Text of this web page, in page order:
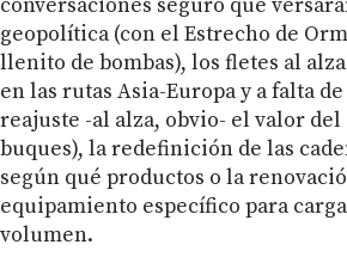
conversaciones seguro que
geopolítica (con el Estrecho de
llenito de bombas), los fletes al
en las rutas Asia-Europa y a falta
reajuste -al alza, obvio- el valor
buques), la redefinición de las
según qué productos o la
equipamiento específico para
volumen.